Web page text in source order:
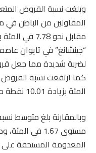
وبلغت نسبة القروض
“جينشانغ” في تايوان
لضربة شديدة مما جعل
المئة بزيادة 10.01 نقطة مئوية عن عام 2020.
وبالمقارنة بلغ متوسط
مستوى 1.67 في
المعدومة المستحقة على